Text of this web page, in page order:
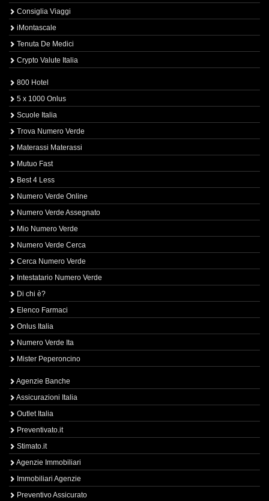
Consiglia Viaggi
iMontascale
Tenuta De Medici
Crypto Valute Italia
800 Hotel
5 x 1000 Onlus
Scuole Italia
Trova Numero Verde
Materassi Materassi
Mutuo Fast
Best 4 Less
Numero Verde Online
Numero Verde Assegnato
Mio Numero Verde
Numero Verde Cerca
Cerca Numero Verde
Intestatario Numero Verde
Di chi è?
Elenco Farmaci
Onlus Italia
Numero Verde Ita
Mister Peperoncino
Agenzie Banche
Assicurazioni Italia
Outlet Italia
Preventivato.it
Stimato.it
Agenzie Immobiliari
Immobiliari Agenzie
Preventivo Assicurato